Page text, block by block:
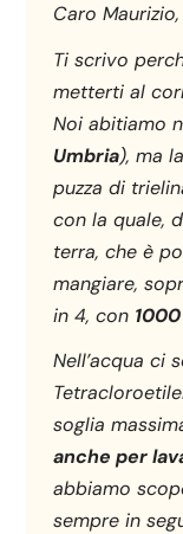
Caro Maurizio,
Ti scrivo
metterti al
Noi abitiamo
Umbria), ma
puzza di
con la quale,
terra, che è
mangiare,
in 4, con
Nell’acqua ci
soglia
anche per
abbiamo
sempre in